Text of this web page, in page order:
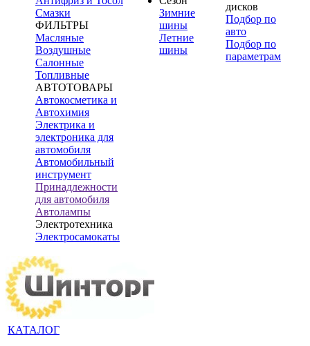
Смазки
ФИЛЬТРЫ
Масляные
Воздушные
Салонные
Топливные
АВТОТОВАРЫ
Автокосметика и
Автохимия
Электрика и
электроника для
автомобиля
Автомобильный
инструмент
Принадлежности
для автомобиля
Автолампы
Электротехника
Электросамокаты
Зимние
шины
Летние
шины
дисков
Подбор по
авто
Подбор по
параметрам
КАТАЛОГ